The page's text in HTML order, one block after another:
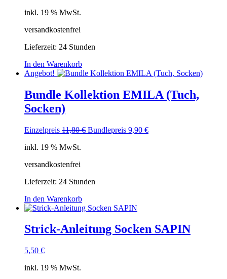
inkl. 19 % MwSt.
versandkostenfrei
Lieferzeit: 24 Stunden
In den Warenkorb
Angebot!
Bundle Kollektion EMILA (Tuch,
Socken)
Einzelpreis 11,80€ Ursprünglicher
Bundlepreis 9,90 €Aktueller
inkl. 19 % MwSt.
versandkostenfrei
Lieferzeit: 24 Stunden
In den Warenkorb
Strick-Anleitung Socken SAPIN
5,50 €
inkl. 19 % MwSt.